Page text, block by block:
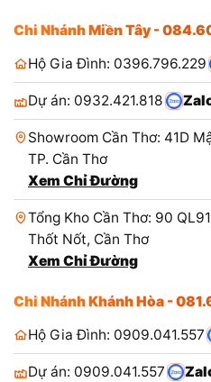
Chi Nhánh Miền Tây -
Hộ Gia Đình: 0396.796.229
Dự án: 0932.421.818
Showroom Cần Thơ: 41D
TP. Cần Thơ
Xem Chỉ Đường
Tổng Kho Cần Thơ: 90
Thốt Nốt, Cần Thơ
Xem Chỉ Đường
Chi Nhánh Khánh Hòa -
Hộ Gia Đình: 0909.041.557
Dự án: 0909.041.557